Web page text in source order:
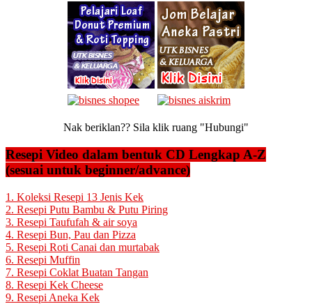
Nak beriklan?? Sila klik ruang "Hubungi"
Resepi Video dalam bentuk CD Lengkap A-Z
(sesuai untuk beginner/advance)
1. Koleksi Resepi 13 Jenis Kek
2. Resepi Putu Bambu & Putu Piring
3. Resepi Taufufah & air soya
4. Resepi Bun, Pau dan Pizza
5. Resepi Roti Canai dan murtabak
6. Resepi Muffin
7. Resepi Coklat Buatan Tangan
8. Resepi Kek Cheese
9. Resepi Aneka Kek